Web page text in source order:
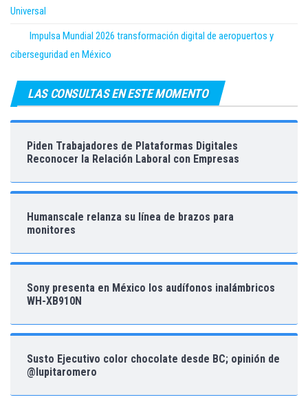
Universal
Impulsa Mundial 2026 transformación digital de aeropuertos y
ciberseguridad en México
LAS CONSULTAS EN ESTE MOMENTO
Piden Trabajadores de Plataformas Digitales
Reconocer la Relación Laboral con Empresas
Humanscale relanza su línea de brazos para
monitores
Sony presenta en México los audífonos inalámbricos
WH-XB910N
Susto Ejecutivo color chocolate desde BC; opinión de
@lupitaromero